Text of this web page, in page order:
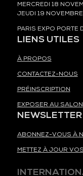
MERCREDI 18
JEUDI 19
PARIS EXPO PORTE
LIENS UTILES
À PROPOS
CONTACTEZ-NOUS
PRÉINSCRIPTION
EXPOSER AU SALON
NEWSLETTER
ABONNEZ-VOUS À
METTEZ À JOUR